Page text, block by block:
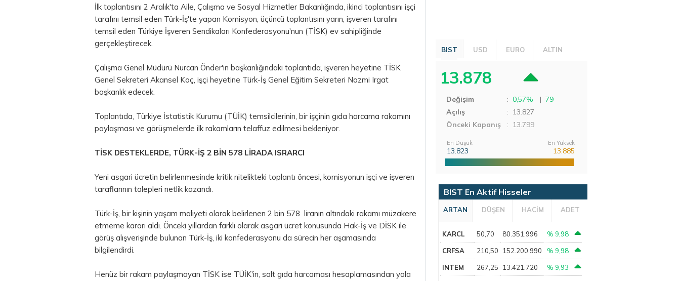
İlk toplantısını 2 Aralık'ta Aile, Çalışma ve Sosyal Hizmetler Bakanlığında, ikinci toplantısını işçi
tarafını temsil eden Türk-İş'te yapan Komisyon, üçüncü toplantısını yarın, işveren tarafını
temsil eden Türkiye İşveren Sendikaları Konfederasyonu'nun (TİSK) ev sahipliğinde
gerçekleştirecek.
Çalışma Genel Müdürü Nurcan Önder'in başkanlığındaki toplantıda, işveren heyetine TİSK
Genel Sekreteri Akansel Koç, işçi heyetine Türk-İş Genel Eğitim Sekreteri Nazmi Irgat
başkanlık edecek.
Toplantıda, Türkiye İstatistik Kurumu (TÜİK) temsilcilerinin, bir işçinin gıda harcama rakamını
paylaşması ve görüşmelerde ilk rakamların telaffuz edilmesi bekleniyor.
TİSK DESTEKLERDE, TÜRK-İŞ 2 BİN 578 LİRADA ISRARCI
Yeni asgari ücretin belirlenmesinde kritik nitelikteki toplantı öncesi, komisyonun işçi ve işveren
taraflarının talepleri netlik kazandı.
Türk-İş, bir kişinin yaşam maliyeti olarak belirlenen 2 bin 578 liranın altındaki rakamı müzakere
etmeme kararı aldı. Önceki yıllardan farklı olarak asgari ücret konusunda Hak-İş ve DİSK ile
görüş alışverişinde bulunan Türk-İş, iki konfederasyonu da sürecin her aşamasında
bilgilendirdi.
Henüz bir rakam paylaşmayan TİSK ise TÜİK'in, salt gıda harcaması hesaplamasından yola
BIST USD EURO ALTIN
13.878
Değişim : 0,57% | 79
Açılış
: 13.827
Önceki Kapanış
: 13.799
En Düşük
13.823
En Yüksek
13.885
BIST En Aktif Hisseler
ARTAN DÜŞEN HACİM ADET
KARCL 50,70 80.351.996 % 9,98
CRFSA 210,50 152.200.990 % 9,98
INTEM 267,25 13.421.720 % 9,93